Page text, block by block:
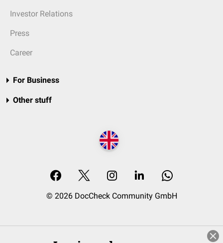
Investor Relations
Press
Career
For Business
Other stuff
© 2026 DocCheck Community GmbH